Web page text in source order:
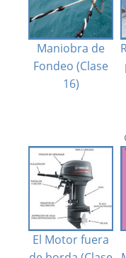
Maniobra de
Fondeo (Clase
16)
El Motor fuera